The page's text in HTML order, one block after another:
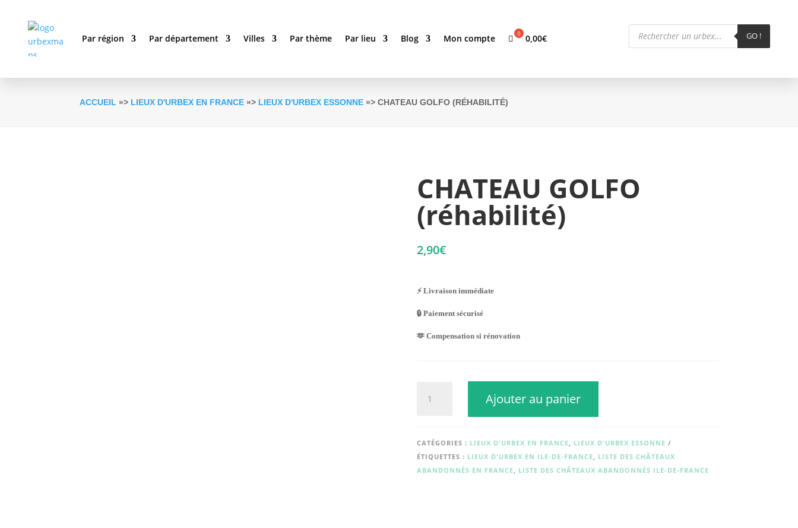
Par région Par département Villes Par thème Par lieu Blog Mon compte 0,00€
Recherche
de
produits
GO !
ACCUEIL »> LIEUX D'URBEX EN FRANCE »> LIEUX D'URBEX ESSONNE »> CHATEAU GOLFO (RÉHABILITÉ)
CHATEAU GOLFO
(réhabilité)
2,90€
⚡ Livraison immédiate
🔒 Paiement sécurisé
🫶 Compensation si rénovation
(réhabilité)
Ajouter au panier
CATÉGORIES : LIEUX D'URBEX EN FRANCE
LIEUX D'URBEX ESSONNE
ÉTIQUETTES : LIEUX D'URBEX EN ILE-DE-FRANCE
LISTE DES CHÂTEAUX
ABANDONNÉS EN FRANCE
LISTE DES CHÂTEAUX ABANDONNÉS ILE-DE-FRANCE